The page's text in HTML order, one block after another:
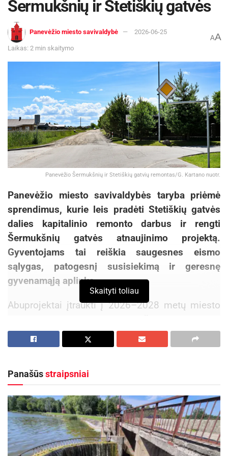
Šermukšnių ir Stetiškių gatvės
Panevėžio miesto savivaldybė 2026-06-25
Laikas: 2 min skaitymo
AA
Panevėžio Šermukšnių ir Stetiškių gatvių remontas/G. Kartano nuotr.
Panevėžio miesto savivaldybės taryba priėmė
sprendimus, kurie leis pradėti Stetiškių gatvės
dalies kapitalinio remonto darbus ir rengti
Šermukšnių gatvės atnaujinimo projektą.
Gyventojams tai reiškia saugesnes eismo
sąlygas, patogesnį susisiekimą ir geresnę
gyvenamąją aplinką.
Abuprojektai įtraukti į 2026–2028 metų miesto
gatvių tvarkymo prioritetinį sąrašą.
Aktualios naujienos
Kauno žaliosios erdvės džiugina nuo pirmųjų
pavasario žiedų iki rudens sezono pabaigos
Rokiškyje užbaigtas remontuoti Respublikos
gatvės dviračių ir pėsčiųjų takas
2026-08-07
Skaityti toliau
Panašūsstraipsniai